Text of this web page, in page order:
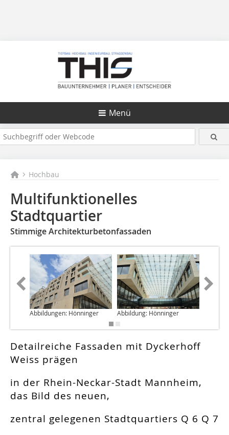
Menü
Hochbau
Multifunktionelles
Stadtquartier
Stimmige Architekturbetonfassaden
Abbildungen: Hönninger Abbildung: Hönninger
Detailreiche Fassaden mit Dyckerhoff
Weiss prägen
in der Rhein-Neckar-Stadt Mannheim,
das Bild des neuen,
zentral gelegenen Stadtquartiers Q 6 Q 7